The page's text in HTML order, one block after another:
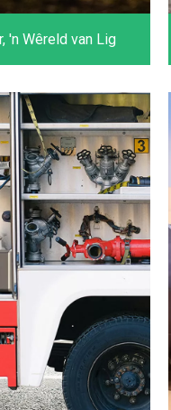
'n Wêreld van Lig